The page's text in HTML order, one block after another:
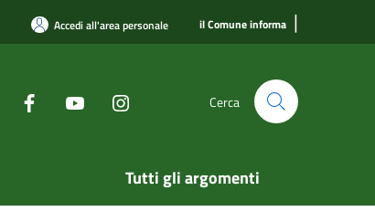
Accedi all'area personale il Comune informa |
Cerca
Tutti gli argomenti